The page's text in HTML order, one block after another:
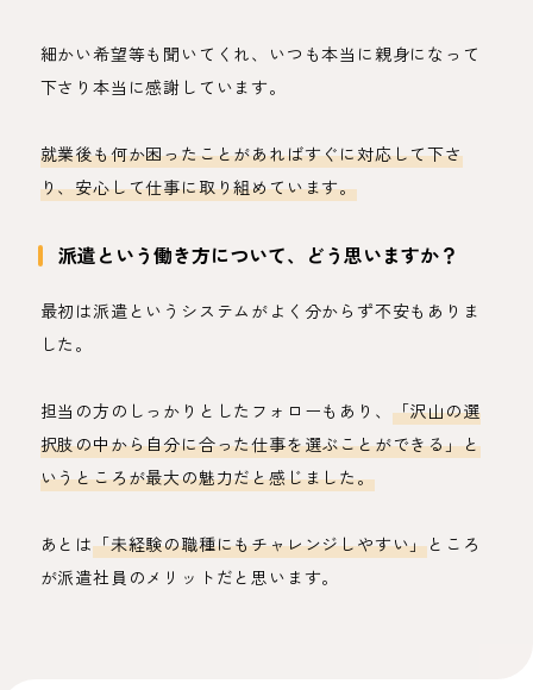
細かい希望等も聞いてくれ、いつも本当に親身になって
下さり本当に感謝しています。
就業後も何か困ったことがあればすぐに対応して下さ
り、安心して仕事に取り組めています。
派遣という働き方について、どう思いますか？
最初は派遣というシステムがよく分からず不安もありま
した。
担当の方のしっかりとしたフォローもあり、 「沢山の選
択肢の中から自分に合った仕事を選ぶことができる」と
いうところが最大の魅力だと感じました。
あとは「未経験の職種にもチャレンジしやすい」ところ
が派遣社員のメリットだと思います。